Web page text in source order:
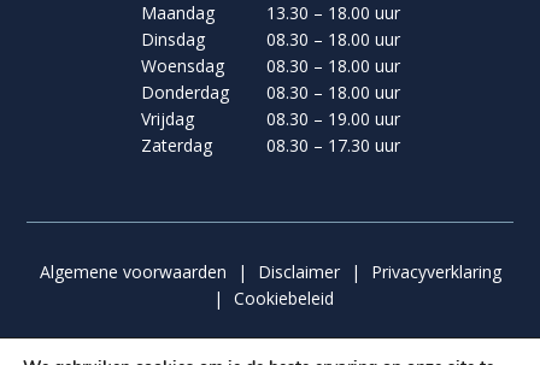
Maandag
13.30 – 18.00 uur
Dinsdag
08.30 – 18.00 uur
Woensdag
08.30 – 18.00 uur
Donderdag
08.30 – 18.00 uur
Vrijdag
08.30 – 19.00 uur
Zaterdag
08.30 – 17.30 uur
Algemene voorwaarden | Disclaimer |
Privacyverklaring
|
Cookiebeleid